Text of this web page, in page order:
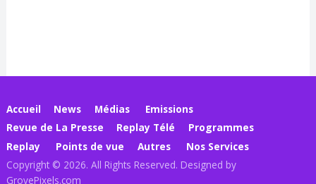
Accueil News Médias
Emissions
Revue de La Presse
Replay Télé
Programmes
Replay
Points de vue Autres
Nos Services
Copyright © 2026. All Rights Reserved. Designed by
GrovePixels.com